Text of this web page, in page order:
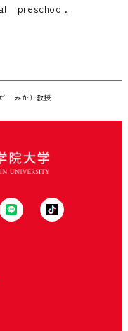
preschool.
みか）教授